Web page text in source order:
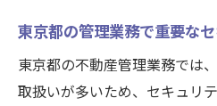
東京都の管理業務で重要な
東京都の不動産管理業務では
取扱いが多いため、セキュリ